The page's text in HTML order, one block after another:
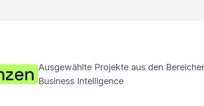
Ausgewählte Projekte aus den
Business Intelligence